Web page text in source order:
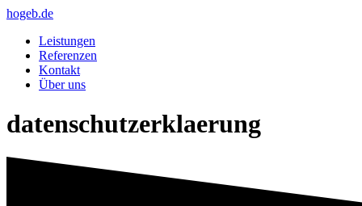
hogeb.de
Leistungen
Referenzen
Kontakt
Über uns
datenschutzerklaerung